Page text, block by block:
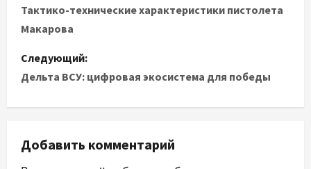
а
и
г
ц
Тактико-технические характеристики пистолета
Макарова
Следующий:
Дельта ВСУ: цифровая экосистема для победы
Добавить комментарий